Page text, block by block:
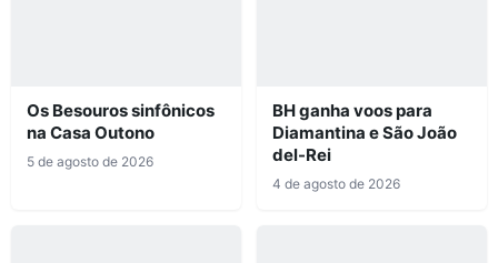
Os Besouros sinfônicos
na Casa Outono
5 de agosto de 2026
BH ganha voos para
Diamantina e São João
del-Rei
4 de agosto de 2026